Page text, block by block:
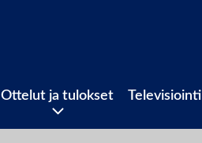
Ottelut ja tulokset Televisiointi